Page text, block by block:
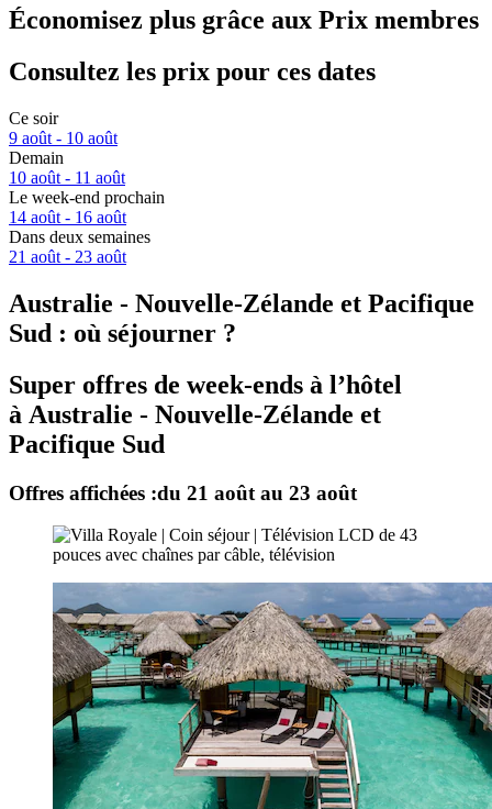
Économisez plus grâce aux Prix membres
Consultez les prix pour ces dates
Ce soir
9 août - 10 août
Demain
10 août - 11 août
Le week-end prochain
14 août - 16 août
Dans deux semaines
21 août - 23 août
Australie - Nouvelle-Zélande et Pacifique
Sud : où séjourner ?
Super offres de week-ends à l’hôtel
à Australie - Nouvelle-Zélande et
Pacifique Sud
Offres affichées :du 21 août au 23 août